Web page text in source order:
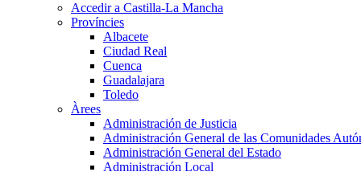
Accedir a Castilla-La Mancha
Províncies
Albacete
Ciudad Real
Cuenca
Guadalajara
Toledo
Àrees
Administración de Justicia
Administración General de las Comunidades
Administración General del Estado
Administración Local